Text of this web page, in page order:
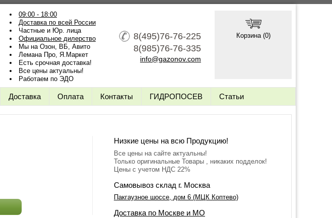
09:00 - 18:00
Доставка по всей России
Частные и Юр. лица
Официальное дилерство
Мы на Озон, ВБ, Авито
Лемана Про, Я.Маркет
Есть срочная доставка!
Все цены актуальны!
Работаем по ЭДО
8(495)76-76-225
8(985)76-76-335
info@gazonov.com
Корзина (0)
Доставка Оплата Контакты ГИДРОПОСЕВ Статьи
Низкие цены на всю Продукцию!
Все цены на сайте актуальны!
Только оригинальные Товары , никаких подделок!
Цены с учетом НДС 22%
Самовывоз склад г. Москва
Пакгаузное шоссе, дом 6 (МЦК Коптево)
Доставка по Москве и МО